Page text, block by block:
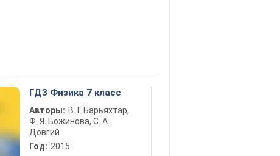
ГДЗ Физика 7 класс
Авторы: В. Г. Барьяхтар,
Ф. Я. Божинова, С. А.
Довгий
Год: 2015